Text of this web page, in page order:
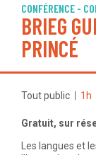
CONFÉRENCE -
BRIEG
PRINCÉ
Tout public 1h
Gratuit, sur
Les langues et